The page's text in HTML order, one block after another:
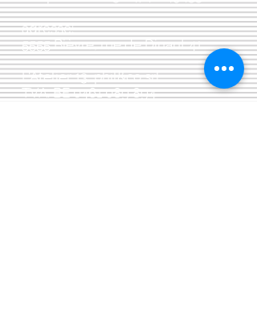
adresse:
5555 Bièvre, rue de Dinant 41
L'Atelier 13, phil&co srl
TVA: BE0461 089 894